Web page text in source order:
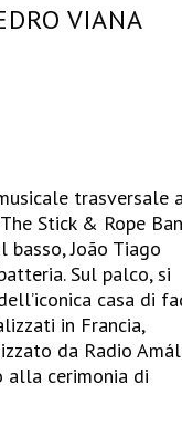
VIANA
trasversale
Stick & Rope
João Tiago
Sul palco, si
casa di
in Francia,
da Radio
alla cerimonia di